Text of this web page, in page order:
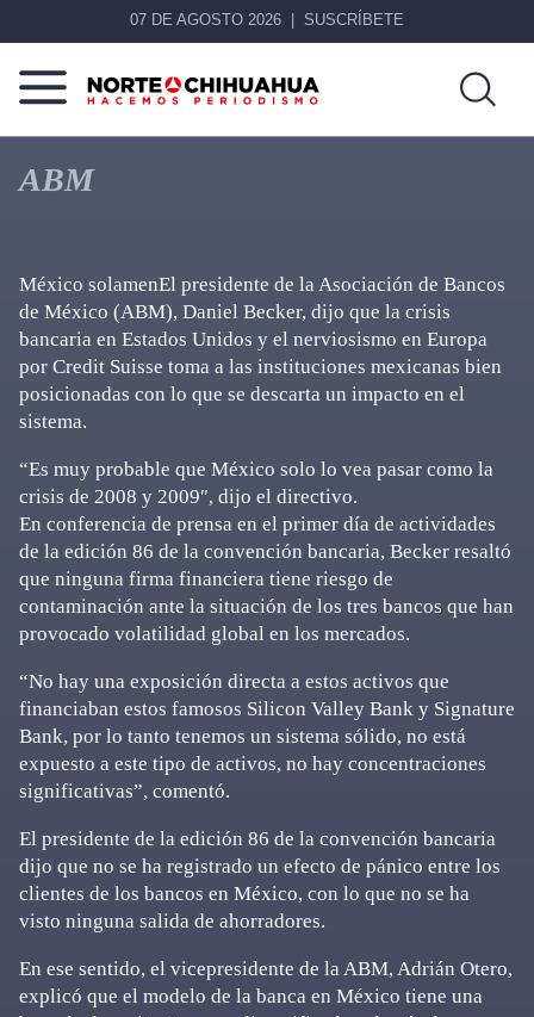
07 DE AGOSTO 2026 SUSCRÍBETE
Norte
De
Chihuahua
Más
que
noticias,
ABM
México solamenEl presidente de la Asociación de Bancos
de México (ABM), Daniel Becker, dijo que la crisis
bancaria en Estados Unidos y el nerviosismo en Europa
por Credit Suisse toma a las instituciones mexicanas bien
posicionadas con lo que se descarta un impacto en el
sistema.
“Es muy probable que México solo lo vea pasar como la
crisis de 2008 y 2009″, dijo el directivo.
En conferencia de prensa en el primer día de actividades
de la edición 86 de la convención bancaria, Becker resaltó
que ninguna firma financiera tiene riesgo de
contaminación ante la situación de los tres bancos que han
provocado volatilidad global en los mercados.
“No hay una exposición directa a estos activos que
financiaban estos famosos Silicon Valley Bank y Signature
Bank, por lo tanto tenemos un sistema sólido, no está
expuesto a este tipo de activos, no hay concentraciones
significativas”, comentó.
El presidente de la edición 86 de la convención bancaria
dijo que no se ha registrado un efecto de pánico entre los
clientes de los bancos en México, con lo que no se ha
visto ninguna salida de ahorradores.
En ese sentido, el vicepresidente de la ABM, Adrián Otero,
explicó que el modelo de la banca en México tiene una